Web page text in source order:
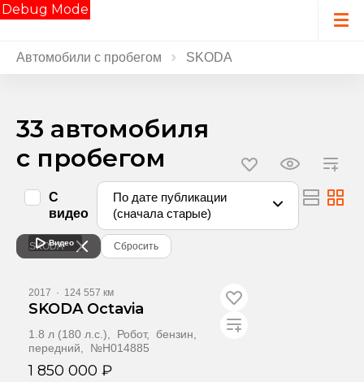
Debug Mode
Автомобили с пробегом SKODA
33 автомобиля
с пробегом
SKODA Сбросить
С
видео
По дате публикации
(сначала старые)
Видео
2017 · 124 557 км
SKODA Octavia
1.8 л (180 л.с.), Робот, бензин,
передний, №H014885
1 850 000 ₽